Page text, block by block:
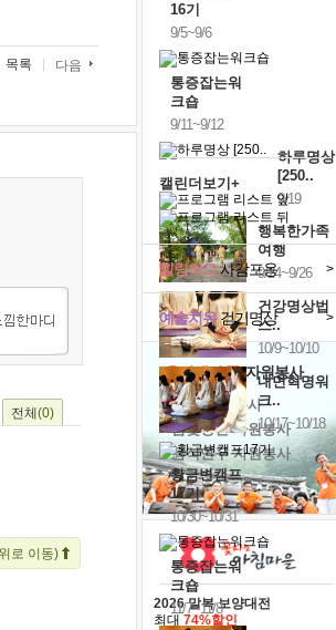
목록 다음
전체(0)
로 이동)
16기
9/5~9/6
통증잡는워
크숍
9/11~9/12
하루명상
[250..
9/19
행복한가족
여행
9/24~9/26
건강명상법
스..
10/9~10/10
내면혁명워
크..
10/17~10/18
황금변캠프
17기
10/30~10/31
통증잡는워
크숍
11/7~11/8
캘린더보기+
예술치유걷기명상 >
힐링허그사감포옹 >
'옹달샘의 꽃'자원봉사
· 청년 자원봉사
· 금빛청년 자원봉사
· 음식연구 자원봉사
2026 말복 보양대전
최대 74%할인